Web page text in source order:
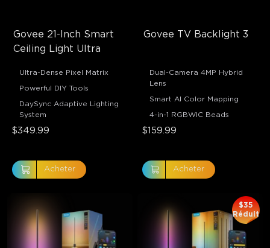
Govee 21-Inch Smart
Ceiling Light Ultra
Ultra-Dense Pixel Matrix
Powerful DIY Tools
DaySync Adaptive Lighting
System
$349.99
Acheter
Govee TV Backlight 3
Dual-Camera 4MP Hybrid
Lens
Smart AI Color Mapping
4-in-1 RGBWIC Beads
$159.99
Acheter
$35
Réduit